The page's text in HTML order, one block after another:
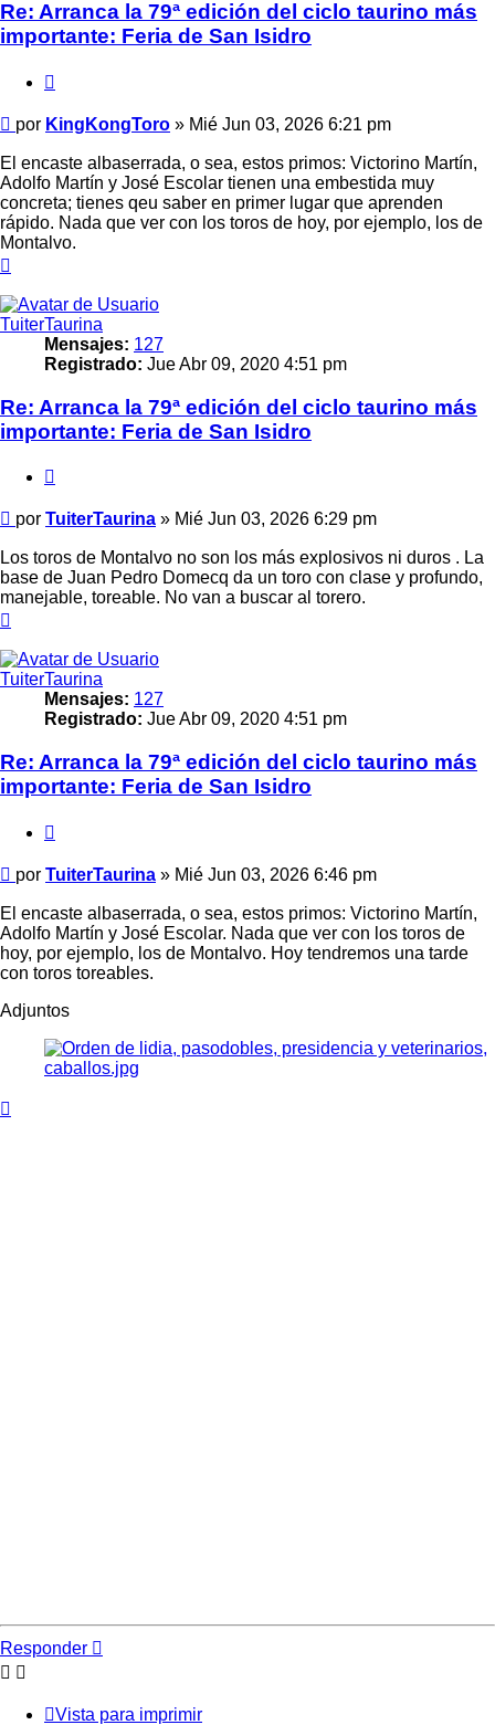
Re: Arranca la 79ª edición del ciclo taurino más
importante: Feria de San Isidro
Mensaje
por KingKongToro » Mié Jun 03, 2026 6:21 pm
El encaste albaserrada, o sea, estos primos: Victorino Martín,
Adolfo Martín y José Escolar tienen una embestida muy
concreta; tienes qeu saber en primer lugar que aprenden
rápido. Nada que ver con los toros de hoy, por ejemplo, los de
Montalvo.
TuiterTaurina
Mensajes: 127
Registrado: Jue Abr 09, 2020 4:51 pm
Re: Arranca la 79ª edición del ciclo taurino más
importante: Feria de San Isidro
Mensaje
por TuiterTaurina » Mié Jun 03, 2026 6:29 pm
Los toros de Montalvo no son los más explosivos ni duros . La
base de Juan Pedro Domecq da un toro con clase y profundo,
manejable, toreable. No van a buscar al torero.
TuiterTaurina
Mensajes: 127
Registrado: Jue Abr 09, 2020 4:51 pm
Re: Arranca la 79ª edición del ciclo taurino más
importante: Feria de San Isidro
Mensaje
por TuiterTaurina » Mié Jun 03, 2026 6:46 pm
El encaste albaserrada, o sea, estos primos: Victorino Martín,
Adolfo Martín y José Escolar. Nada que ver con los toros de
hoy, por ejemplo, los de Montalvo. Hoy tendremos una tarde
con toros toreables.
Adjuntos
Responder
Vista para imprimir